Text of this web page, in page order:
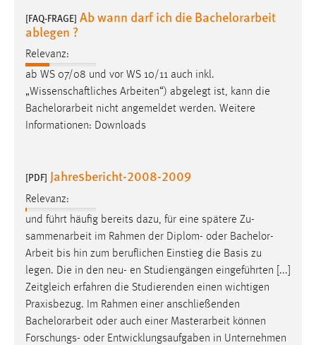
[FAQ-FRAGE] Ab wann darf ich die Bachelorarbeit
ablegen ?
Relevanz:
ab WS 07/08 und vor WS 10/11 auch inkl.
„Wissenschaftliches Arbeiten“) abgelegt ist, kann die
Bachelorarbeit nicht angemeldet werden. Weitere
Informationen: Downloads
[PDF] Jahresbericht-2008-2009
Relevanz:
und führt häufig bereits dazu, für eine spätere Zu-
sammenarbeit im Rahmen der Diplom- oder Bachelor-
Arbeit bis hin zum beruflichen Einstieg die Basis zu
legen. Die in den neu- en Studiengängen eingeführten [...]
Zeitgleich erfahren die Studierenden einen wichtigen
Praxisbezug. Im Rahmen einer anschließenden
Bachelorarbeit oder auch einer Masterarbeit können
Forschungs- oder Entwicklungsaufgaben in Unternehmen